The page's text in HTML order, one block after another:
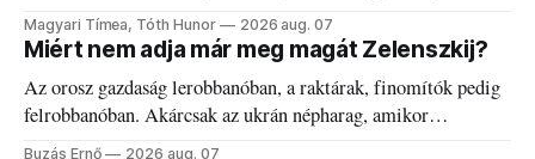
kánikulát.
Magyari Tímea, Tóth Hunor 2026 aug. 07
Miért nem adja már meg magát Zelenszkij?
Az orosz gazdaság lerobbanóban, a raktárak, finomítók pedig
felrobbanóban. Akárcsak az ukrán népharag, amikor
elégedetlen vezetőivel.
Buzás Ernő 2026 aug. 07